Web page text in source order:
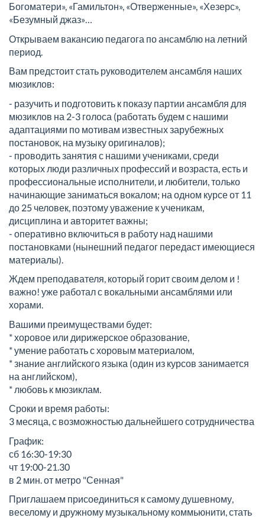
Богоматери», «Гамильтон», «Отверженные», «Хезерс»,
«Безумный джаз»…
Открываем вакансию педагога по ансамблю на летний
период.
Вам предстоит стать руководителем ансамбля наших
мюзиклов:
- разучить и подготовить к показу партии ансамбля для
мюзиклов на 2-3 голоса (работать будем с нашими
адаптациями по мотивам известных зарубежных
постановок, на музыку оригиналов);
- проводить занятия с нашими учениками, среди
которых люди различных профессий и возраста, есть и
профессиональные исполнители, и любители, только
начинающие заниматься вокалом; на одном курсе от 11
до 25 человек, поэтому уважение к ученикам,
дисциплина и авторитет важны;
- оперативно включиться в работу над нашими
постановками (нынешний педагог передаст имеющиеся
материалы).
Ждем преподавателя, который горит своим делом и !
важно! уже работал с вокальными ансамблями или
хорами.
Вашими преимуществами будет:
* хоровое или дирижерское образование,
* умение работать с хоровым материалом,
* знание английского языка (один из курсов занимается
на английском),
* любовь к мюзиклам.
Сроки и время работы:
3 месяца, с возможностью дальнейшего сотрудничества
График:
сб 16:30-19:30
чт 19:00-21.30
в 2 мин. от метро "Сенная"
Приглашаем присоединиться к самому душевному,
веселому и дружному музыкальному коммьюнити, стать